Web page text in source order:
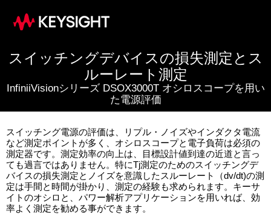
スイッチングデバイスの損失測定とス
ルーレート測定
InfiniiVisionシリーズ DSOX3000T オシロスコープを用い
た電源評価
スイッチング電源の評価は、リプル・ノイズやインダクタ電流
など測定ポイントが多く、オシロスコープと電子負荷は必須の
測定器です。測定効率の向上は、目標設計値到達の近道と言っ
ても過言ではありません。特にTj測定のためのスイッチングデ
バイスの損失測定とノイズを意識したスルーレート（dv/dt)の測
定は手間と時間が掛かり、測定の経験も求められます。キーサ
イトのオシロと、パワー解析アプリケーションを用いれば、効
率よく測定を勧める事ができます。